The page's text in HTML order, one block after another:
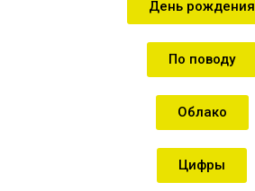
День рождения
По поводу
Облако
Цифры